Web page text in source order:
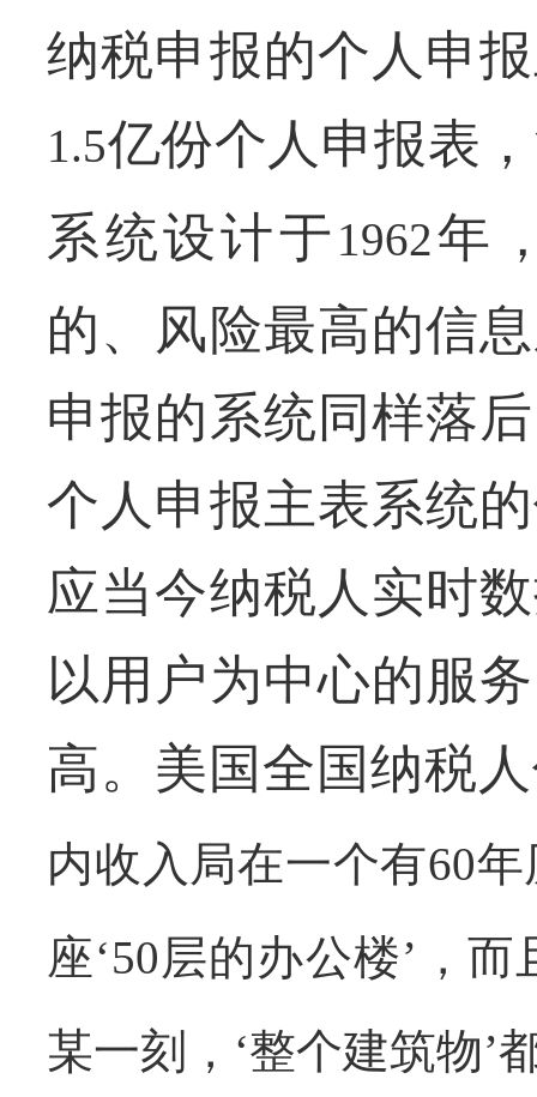
纳税申报的个人申
1.5亿份个人申报表
系统设计于1962年
的、风险最高的信
申报的系统同样落
个人申报主表系统
应当今纳税人实时
以用户为中心的服
高。美国全国纳税
内收入局在一个有60年
座‘50层的办公楼’，而
某一刻，‘整个建筑物’